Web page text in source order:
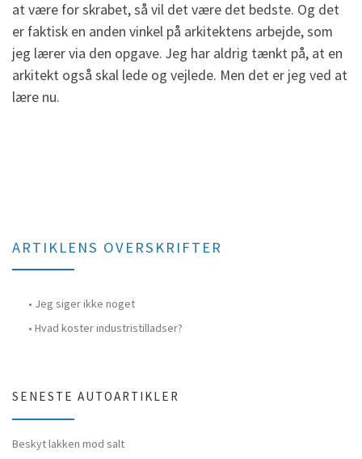
at være for skrabet, så vil det være det bedste. Og det
er faktisk en anden vinkel på arkitektens arbejde, som
jeg lærer via den opgave. Jeg har aldrig tænkt på, at en
arkitekt også skal lede og vejlede. Men det er jeg ved at
lære nu.
ARTIKLENS OVERSKRIFTER
Jeg siger ikke noget
Hvad koster industristilladser?
SENESTE AUTOARTIKLER
Beskyt lakken mod salt